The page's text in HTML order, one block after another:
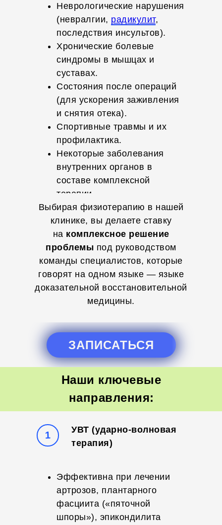
Неврологические нарушения
(невралгии, радикулит,
последствия инсультов).
Хронические болевые
синдромы в мышцах и
суставах.
Состояния после операций
(для ускорения заживления
и снятия отека).
Спортивные травмы и их
профилактика.
Некоторые заболевания
внутренних органов в
составе комплексной
терапии.
Выбирая физиотерапию в нашей
клинике, вы делаете ставку
на комплексное решение
проблемы под руководством
команды специалистов, которые
говорят на одном языке — языке
доказательной восстановительной
медицины.
ЗАПИСАТЬСЯ
Наши ключевые
направления:
УВТ (ударно-волновая
терапия)
Эффективна при лечении
артрозов, плантарного
фасциита («пяточной
шпоры»), эпикондилита
1